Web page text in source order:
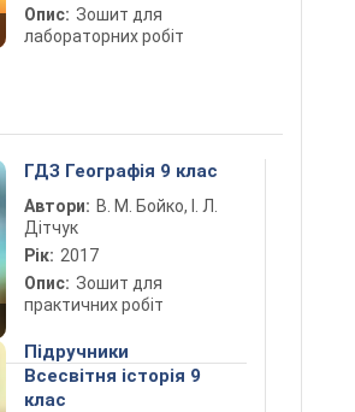
Опис: Зошит для
лабораторних робіт
ГДЗ Географія 9 клас
Автори: В. М. Бойко, І. Л.
Дітчук
Рік: 2017
Опис: Зошит для
практичних робіт
Підручники
Всесвітня історія 9
клас